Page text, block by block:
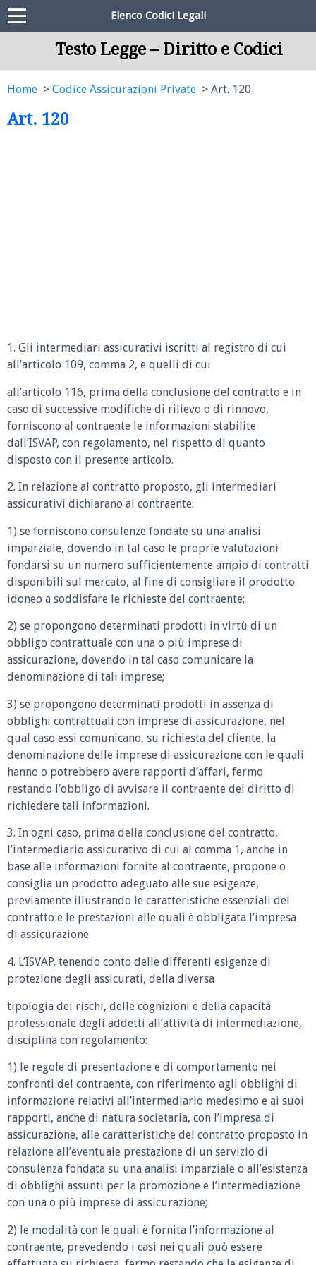
Elenco Codici Legali
Testo Legge – Diritto e Codici
Home Codice Assicurazioni Private Art. 120
Art. 120
1. Gli intermediari assicurativi iscritti al registro di cui
all’articolo 109, comma 2, e quelli di cui
all’articolo 116, prima della conclusione del contratto e in
caso di successive modifiche di rilievo o di rinnovo,
forniscono al contraente le informazioni stabilite
dall’ISVAP, con regolamento, nel rispetto di quanto
disposto con il presente articolo.
2. In relazione al contratto proposto, gli intermediari
assicurativi dichiarano al contraente:
1) se forniscono consulenze fondate su una analisi
imparziale, dovendo in tal caso le proprie valutazioni
fondarsi su un numero sufficientemente ampio di contratti
disponibili sul mercato, al fine di consigliare il prodotto
idoneo a soddisfare le richieste del contraente;
2) se propongono determinati prodotti in virtù di un
obbligo contrattuale con una o più imprese di
assicurazione, dovendo in tal caso comunicare la
denominazione di tali imprese;
3) se propongono determinati prodotti in assenza di
obblighi contrattuali con imprese di assicurazione, nel
qual caso essi comunicano, su richiesta del cliente, la
denominazione delle imprese di assicurazione con le quali
hanno o potrebbero avere rapporti d’affari, fermo
restando l’obbligo di avvisare il contraente del diritto di
richiedere tali informazioni.
3. In ogni caso, prima della conclusione del contratto,
l’intermediario assicurativo di cui al comma 1, anche in
base alle informazioni fornite al contraente, propone o
consiglia un prodotto adeguato alle sue esigenze,
previamente illustrando le caratteristiche essenziali del
contratto e le prestazioni alle quali è obbligata l’impresa
di assicurazione.
4. L’ISVAP, tenendo conto delle differenti esigenze di
protezione degli assicurati, della diversa
tipologia dei rischi, delle cognizioni e della capacità
professionale degli addetti all’attività di intermediazione,
disciplina con regolamento:
1) le regole di presentazione e di comportamento nei
confronti del contraente, con riferimento agli obblighi di
informazione relativi all’intermediario medesimo e ai suoi
rapporti, anche di natura societaria, con l’impresa di
assicurazione, alle caratteristiche del contratto proposto in
relazione all’eventuale prestazione di un servizio di
consulenza fondata su una analisi imparziale o all’esistenza
di obblighi assunti per la promozione e l’intermediazione
con una o più imprese di assicurazione;
2) le modalità con le quali è fornita l’informazione al
contraente, prevedendo i casi nei quali può essere